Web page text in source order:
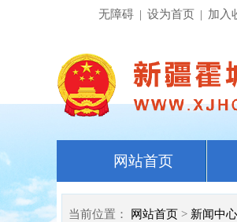
无障碍 | 设为首页 | 加入
网站首页
当前位置： 网站首页 > 新闻中心